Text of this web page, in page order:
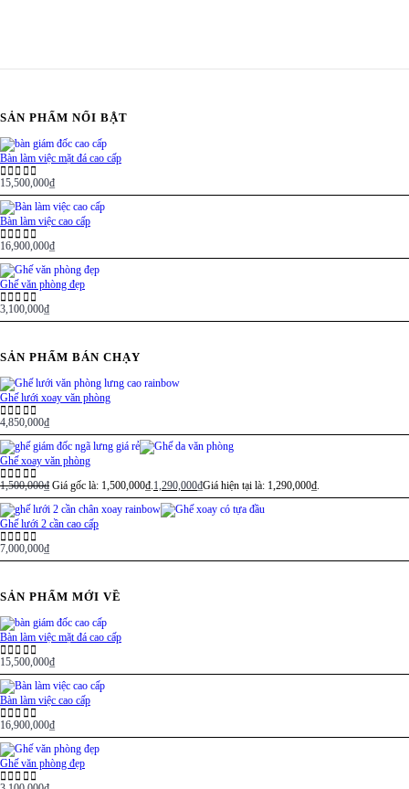
SẢN PHẨM NỔI BẬT
Bàn làm việc mặt đá cao cấp
0out of 5
15,500,000₫
Bàn làm việc cao cấp
0out of 5
16,900,000₫
Ghế văn phòng đẹp
0out of 5
3,100,000₫
SẢN PHẨM BÁN CHẠY
Ghế lưới xoay văn phòng
0out of 5
4,850,000₫
Ghế xoay văn phòng
0out of 5
1,500,000₫ Giá gốc là: 1,500,000₫. 1,290,000₫Giá hiện tại là: 1,290,000₫.
Ghế lưới 2 cần cao cấp
0out of 5
7,000,000₫
SẢN PHẨM MỚI VỀ
Bàn làm việc mặt đá cao cấp
0out of 5
15,500,000₫
Bàn làm việc cao cấp
0out of 5
16,900,000₫
Ghế văn phòng đẹp